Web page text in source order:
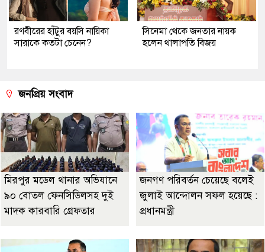
রণবীরের হাঁটুর বয়সি নায়িকা
সারাকে কতটা চেনেন?
সিনেমা থেকে জনতার নায়ক
হলেন থালাপতি বিজয়
জনপ্রিয় সংবাদ
মিরপুর মডেল থানার অভিযানে
৯০ বোতল ফেনসিডিলসহ দুই
মাদক কারবারি গ্রেফতার
জনগণ পরিবর্তন চেয়েছে বলেই
জুলাই আন্দোলন সফল হয়েছে :
প্রধানমন্ত্রী